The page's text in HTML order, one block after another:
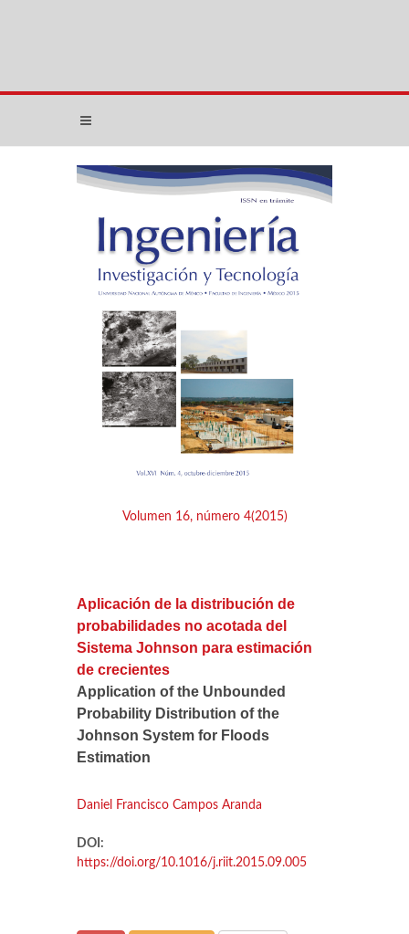
Volumen 16, número 4(2015)
Aplicación de la distribución de
probabilidades no acotada del
Sistema Johnson para estimación
de crecientes
Application of the Unbounded
Probability Distribution of the
Johnson System for Floods
Estimation
Daniel Francisco Campos Aranda
DOI:
https://doi.org/10.1016/j.riit.2015.09.005